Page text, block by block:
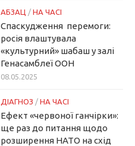
АБЗАЦ / НА ЧАСІ
Спаскудження перемоги:
росія влаштувала
«культурний» шабаш у залі
Генасамблеї ООН
08.05.2025
ДІАГНОЗ / НА ЧАСІ
Ефект «червоної ганчірки»:
ще раз до питання щодо
розширення НАТО на схід